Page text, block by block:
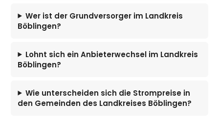
Wer ist der Grundversorger im Landkreis
Böblingen?
Lohnt sich ein Anbieterwechsel im Landkreis
Böblingen?
Wie unterscheiden sich die Strompreise in
den Gemeinden des Landkreises Böblingen?